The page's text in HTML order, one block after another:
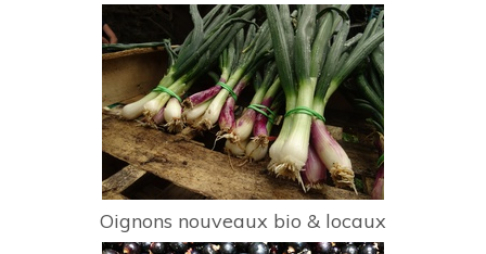
Oignons nouveaux bio & locaux